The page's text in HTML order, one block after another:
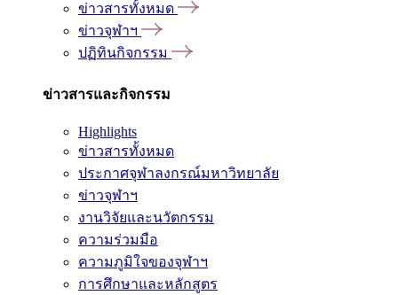
ข่าวสารทั้งหมด
ข่าวจุฬาฯ
ปฏิทินกิจกรรม
ข่าวสารและกิจกรรม
Highlights
ข่าวสารทั้งหมด
ประกาศจุฬาลงกรณ์มหาวิทยาลัย
ข่าวจุฬาฯ
งานวิจัยและนวัตกรรม
ความร่วมมือ
ความภูมิใจของจุฬาฯ
การศึกษาและหลักสูตร